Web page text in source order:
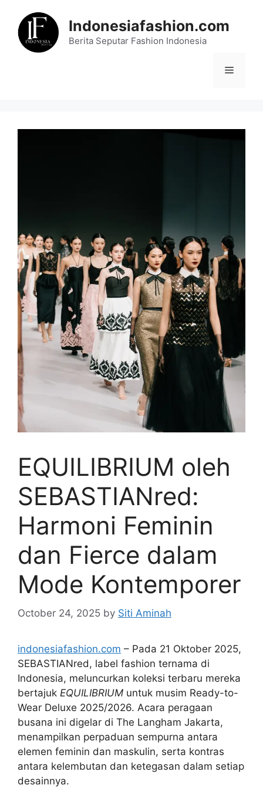
content
Indonesiafashion.com
Berita Seputar Fashion Indonesia
Menu
EQUILIBRIUM oleh
SEBASTIANred:
Harmoni Feminin
dan Fierce dalam
Mode Kontemporer
October 24, 2025 by Siti Aminah
indonesiafashion.com – Pada 21 Oktober 2025,
SEBASTIANred, label fashion ternama di
Indonesia, meluncurkan koleksi terbaru mereka
bertajuk EQUILIBRIUM untuk musim Ready-to-
Wear Deluxe 2025/2026. Acara peragaan
busana ini digelar di The Langham Jakarta,
menampilkan perpaduan sempurna antara
elemen feminin dan maskulin, serta kontras
antara kelembutan dan ketegasan dalam setiap
desainnya.